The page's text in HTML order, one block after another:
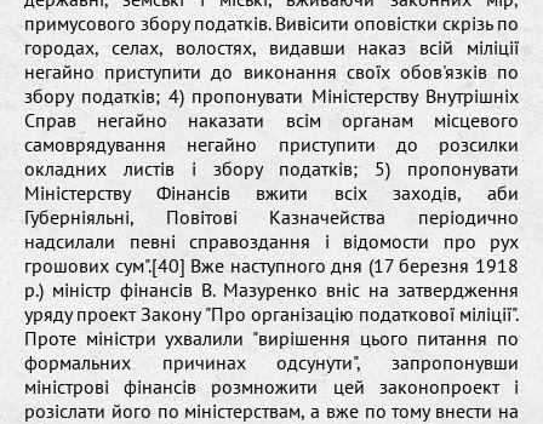
примусового збору податків. Вивісити оповістки скрізь по
городах, селах, волостях, видавши наказ всій міліції
негайно приступити до виконання своїх обов'язків по
збору податків; 4) пропонувати Міністерству Внутрішніх
Справ негайно наказати всім органам місцевого
самоврядування негайно приступити до розсилки
окладних листів і збору податків; 5) пропонувати
Міністерству Фінансів вжити всіх заходів, аби
Губерніяльні, Повітові Казначейства періодично
надсилали певні справоздання і відомости про рух
грошових сум".[40] Вже наступного дня (17 березня 1918
р.) міністр фінансів В. Мазуренко вніс на затвердження
уряду проект Закону "Про організацію податкової міліції".
Проте міністри ухвалили "вирішення цього питання по
формальних причинах одсунути", запропонувши
міністрові фінансів розмножити цей законопроект і
розіслати його по міністерствам, а вже по тому внести на